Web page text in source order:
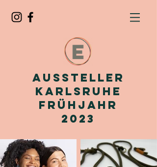
Aussteller
Karlsruhe
FrühJahr
2023